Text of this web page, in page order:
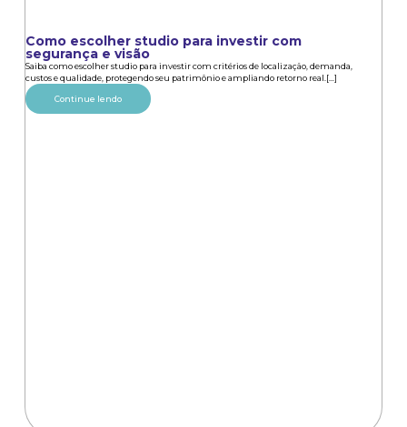
Como escolher studio para investir com
segurança e visão
Saiba como escolher studio para investir com critérios de localização, demanda,
custos e qualidade, protegendo seu patrimônio e ampliando retorno real.[...]
Continue lendo